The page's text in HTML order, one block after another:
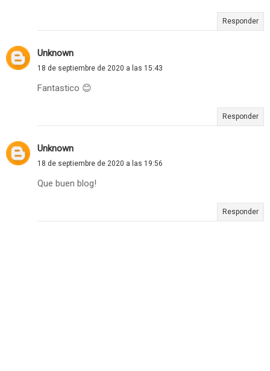
Responder
Unknown
18 de septiembre de 2020 a las 15:43
Fantastico 😊
Responder
Unknown
18 de septiembre de 2020 a las 19:56
Que buen blog!
Responder